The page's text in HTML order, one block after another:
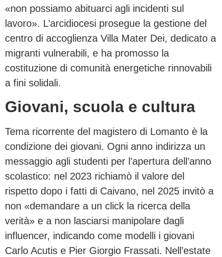
«non possiamo abituarci agli incidenti sul
lavoro». L’arcidiocesi prosegue la gestione del
centro di accoglienza Villa Mater Dei, dedicato a
migranti vulnerabili, e ha promosso la
costituzione di comunità energetiche rinnovabili
a fini solidali.
Giovani, scuola e cultura
Tema ricorrente del magistero di Lomanto è la
condizione dei giovani. Ogni anno indirizza un
messaggio agli studenti per l’apertura dell’anno
scolastico: nel 2023 richiamò il valore del
rispetto dopo i fatti di Caivano, nel 2025 invitò a
non «demandare a un click la ricerca della
verità» e a non lasciarsi manipolare dagli
influencer, indicando come modelli i giovani
Carlo Acutis e Pier Giorgio Frassati. Nell’estate